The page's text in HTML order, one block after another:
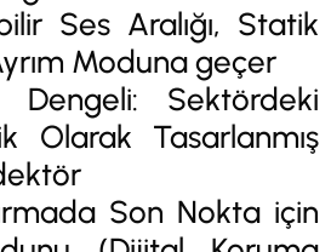
Ses Aralığı, Statik
Moduna geçer
Sektördeki
Olarak Tasarlanmış
Son Nokta için